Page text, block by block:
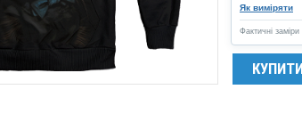
Як виміряти
Фактичні